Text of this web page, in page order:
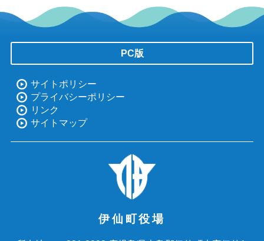
PC版
サイトポリシー
プライバシーポリシー
リンク
サイトマップ
伊仙町役場